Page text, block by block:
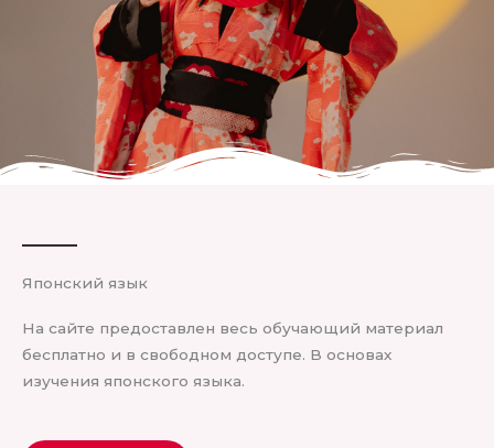
Японский язык
На сайте предоставлен весь обучающий материал
бесплатно и в свободном доступе. В основах
изучения японского языка.